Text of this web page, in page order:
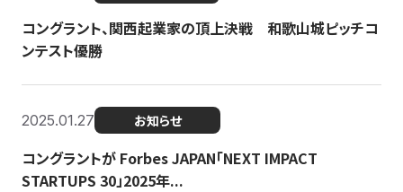
コングラント、関西起業家の頂上決戦 和歌山城ピッチコ
ンテスト優勝
2025.01.27 お知らせ
コングラントが Forbes JAPAN「NEXT IMPACT
STARTUPS 30」2025年...